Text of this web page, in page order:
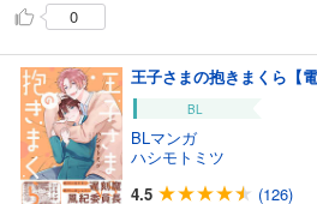
0
王子さまの抱きまくら【
BL
BLマンガ
ハシモトミツ
4.5
(126)